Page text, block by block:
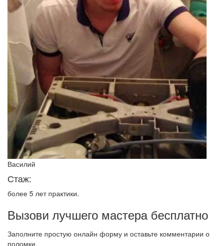
Василий
Стаж:
более 5 лет практики.
Вызови лучшего мастера бесплатно
Заполните простую онлайн форму и оставьте комментарии о
поломки.